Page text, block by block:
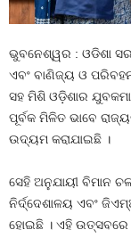
ଭୁବନେଶ୍ୱର : ଓଡିଶା
ଏବଂ ବାଣିଜ୍ୟ ଓ
ସହ ମିଶି ଓଡ଼ିଶାର
ପୂର୍ବକ ମିଳିତ ଭାବେ
ଉଦ୍ୟମ କରାଯାଇଛି ।
ସେହି ଅନୁଯାୟୀ ବିମାନ
ନିର୍ଦ୍ଦେଶାଳୟ ଏବଂ
ହୋଇଛି । ଏହି ଉତ୍ସବରେ